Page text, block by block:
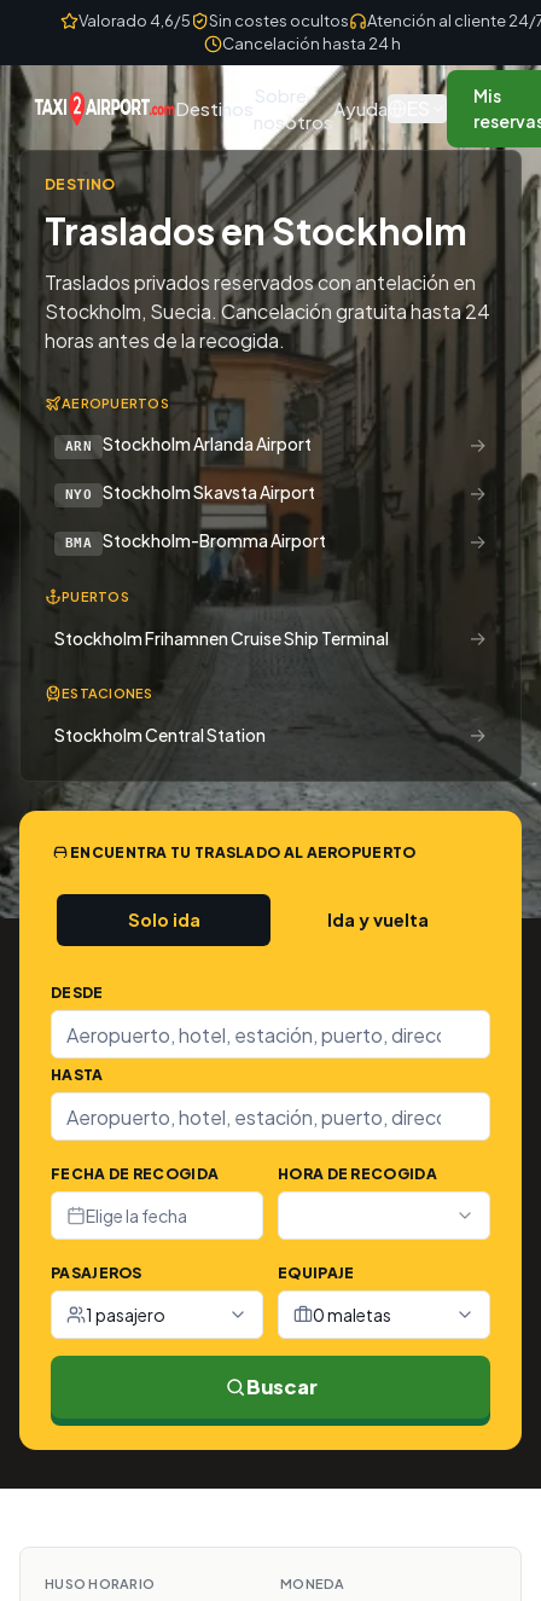
Skip to contentValorado 4,6/5 Sin costes ocultos
Atención al cliente 24/
Cancelación hasta 24 h
Destinos
Sobre
nosotros
Ayuda
Mis
DESTINO
Traslados en Stockholm
Traslados privados reservados con antelación en
Stockholm, Suecia. Cancelación gratuita hasta 24
horas antes de la recogida.
AEROPUERTOS
ARN Stockholm Arlanda Airport →
NYO Stockholm Skavsta Airport →
BMA Stockholm-Bromma Airport →
PUERTOS
Stockholm Frihamnen Cruise Ship Terminal →
ESTACIONES
Stockholm Central Station →
ENCUENTRA TU TRASLADO AL AEROPUERTO
Solo ida Ida y vuelta
DESDE
HASTA
FECHA DE RECOGIDA
Elige la fecha
HORA DE RECOGIDA
PASAJEROS
1 pasajero
EQUIPAJE
0 maletas
Buscar
HUSO HORARIO MONEDA